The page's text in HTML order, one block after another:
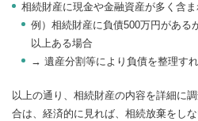
相続財産に現金や金融資産が多く含
例）相続財産に負債500万円がある
以上ある場合
→ 遺産分割等により負債を整理す
以上の通り、相続財産の内容を詳細に
合は、経済的に見れば、相続放棄をし